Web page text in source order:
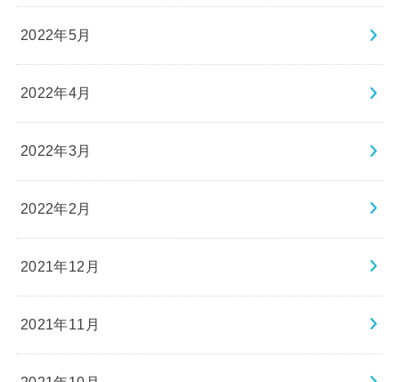
2022年5月
2022年4月
2022年3月
2022年2月
2021年12月
2021年11月